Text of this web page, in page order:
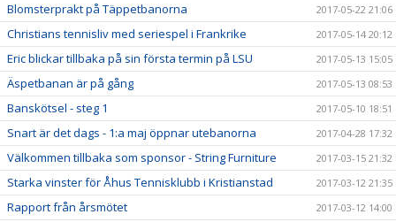
Blomsterprakt på Täppetbanorna 2017-05-22 21:06
Christians tennisliv med seriespel i Frankrike 2017-05-14 20:12
Eric blickar tillbaka på sin första termin på LSU 2017-05-13 15:05
Äspetbanan är på gång 2017-05-13 08:53
Banskötsel - steg 1 2017-05-10 18:51
Snart är det dags - 1:a maj öppnar utebanorna 2017-04-28 17:32
Välkommen tillbaka som sponsor - String Furniture 2017-03-15 21:32
Starka vinster för Åhus Tennisklubb i Kristianstad 2017-03-12 21:35
Rapport från årsmötet 2017-03-12 14:00